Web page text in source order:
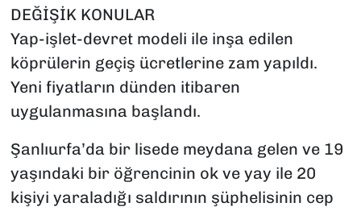
DEĞİŞİK KONULAR
Yap-işlet-devret modeli ile inşa edilen
köprülerin geçiş ücretlerine zam yapıldı.
Yeni fiyatların dünden itibaren
uygulanmasına başlandı.
Şanlıurfa’da bir lisede meydana gelen ve 19
yaşındaki bir öğrencinin ok ve yay ile 20
kişiyi yaraladığı saldırının şüphelisinin cep